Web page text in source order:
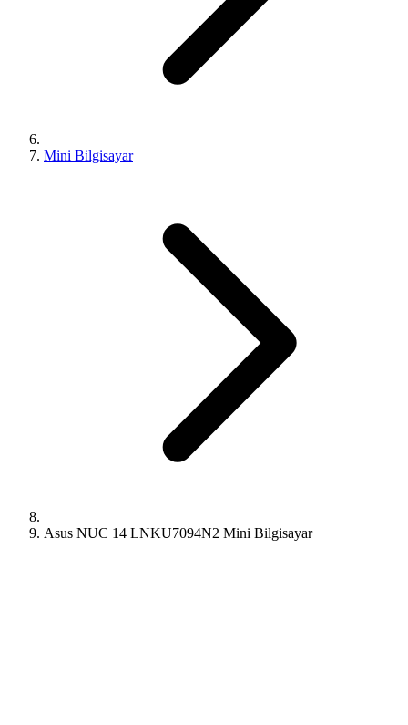
Mini Bilgisayar
Asus NUC 14 LNKU7094N2 Mini Bilgisayar